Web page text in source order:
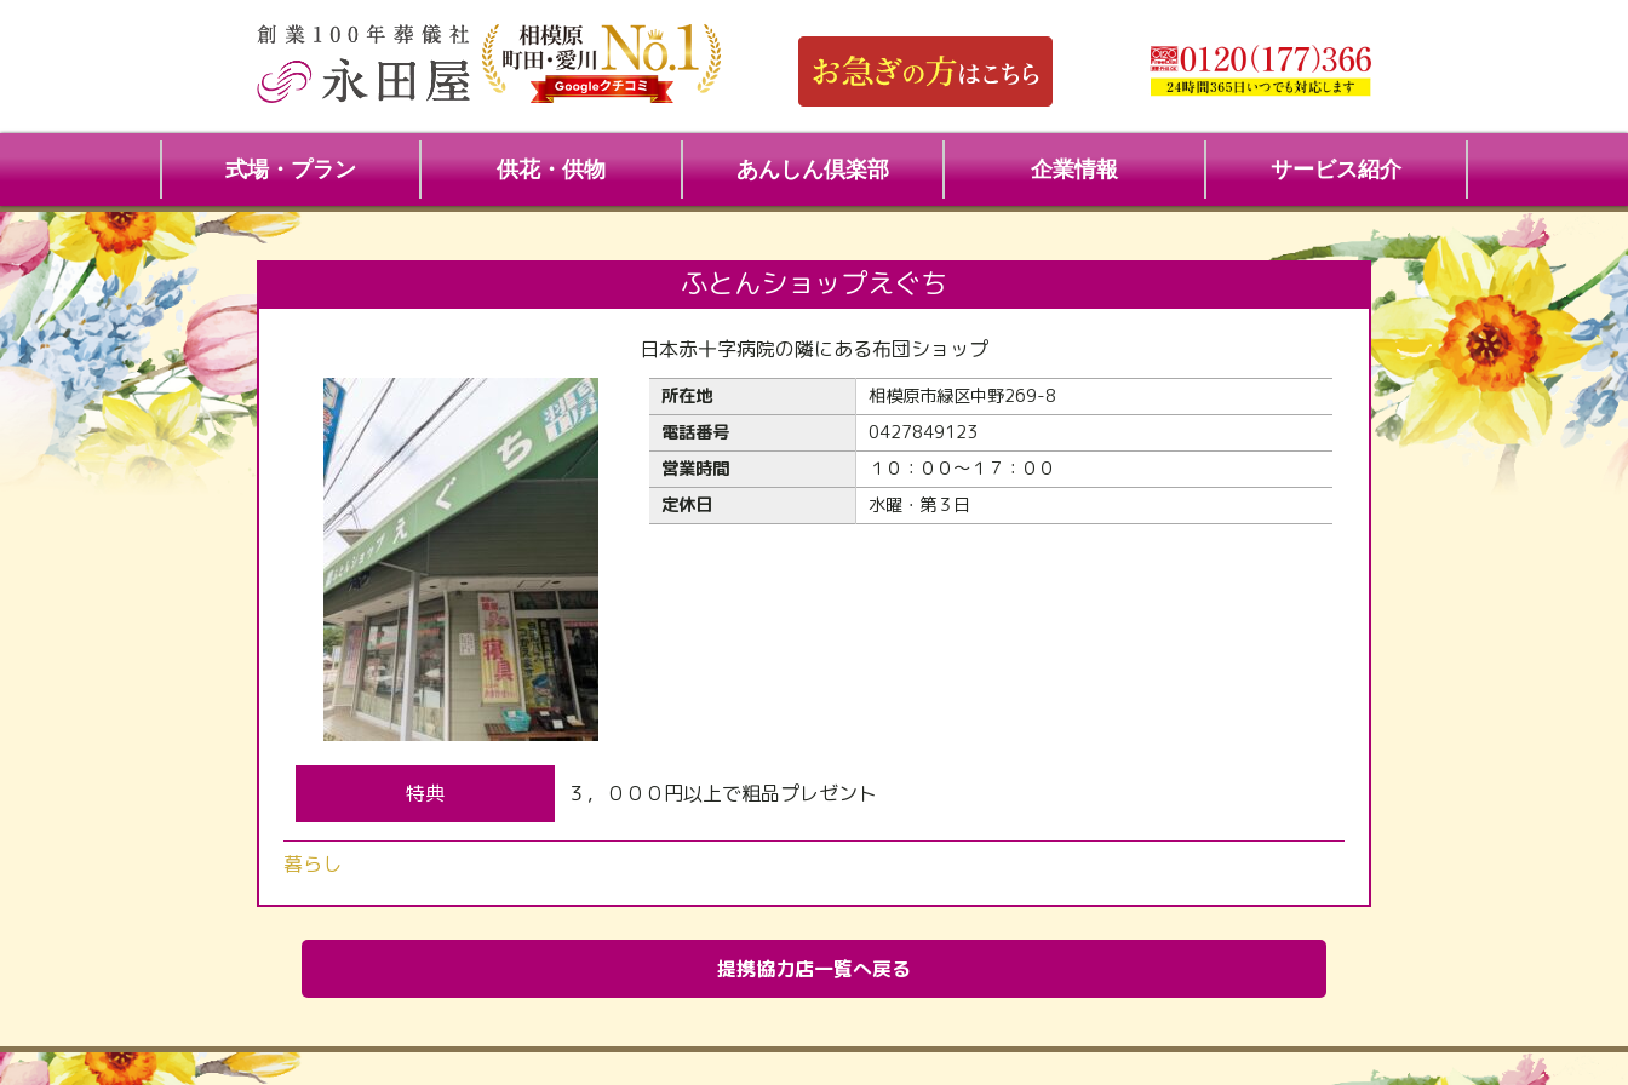
式場・プラン 供花・供物 あんしん倶楽部 企業情報 サービス紹介
ふとんショップえぐち
日本赤十字病院の隣にある布団ショップ
所在地
相模原市緑区中野269-8
電話番号
0427849123
営業時間
１０：００～１７：００
定休日
水曜・第３日
特典 ３，０００円以上で粗品プレゼント
暮らし
提携協力店一覧へ戻る